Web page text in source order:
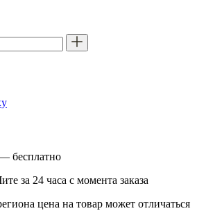
бесплатно
за 24 часа с момента заказа
цена на товар может отличаться